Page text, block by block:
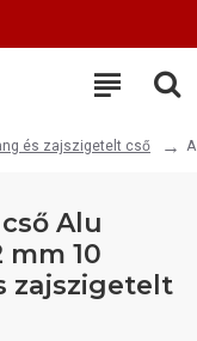
és zajszigetelt cső
Alu
mm 10
zajszigetelt